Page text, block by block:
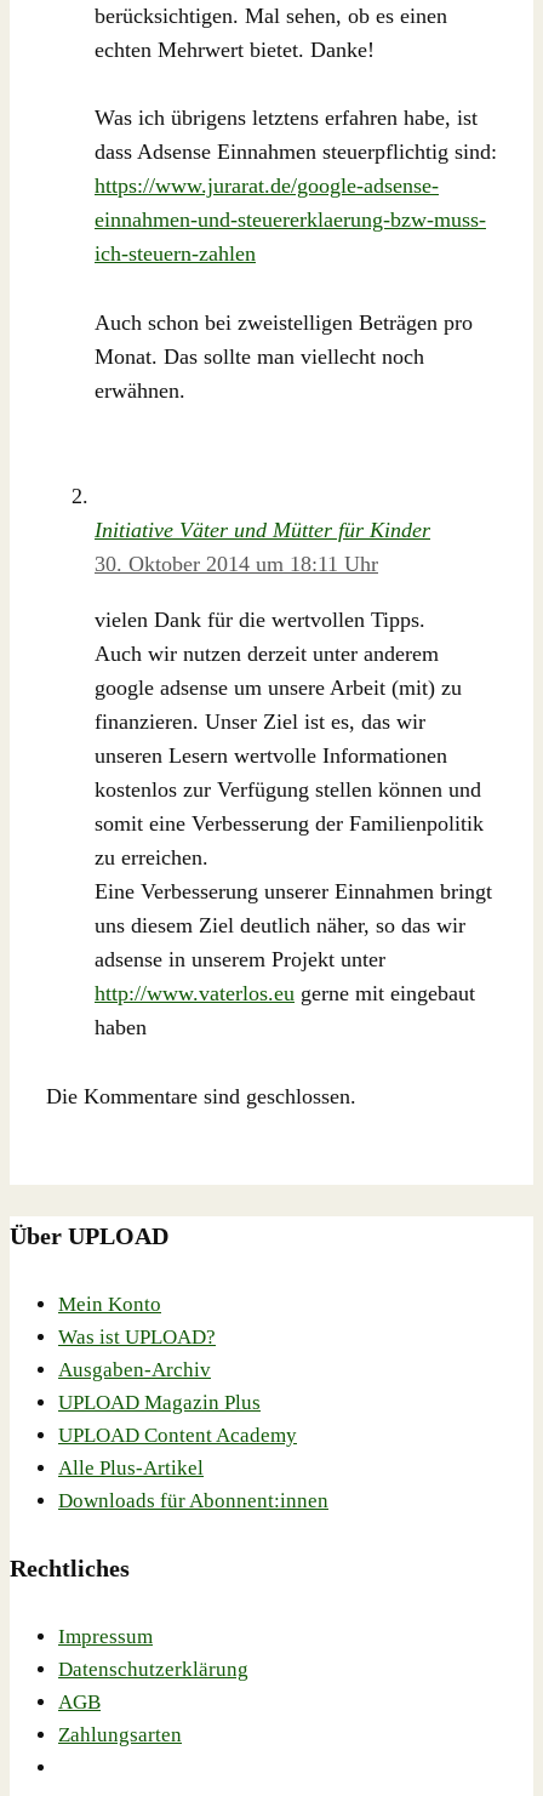
berücksichtigen. Mal sehen, ob es einen
echten Mehrwert bietet. Danke!
Was ich übrigens letztens erfahren habe, ist
dass Adsense Einnahmen steuerpflichtig sind:
https://www.jurarat.de/google-adsense-
einnahmen-und-steuererklaerung-bzw-muss-
ich-steuern-zahlen
Auch schon bei zweistelligen Beträgen pro
Monat. Das sollte man viellecht noch
erwähnen.
Initiative Väter und Mütter für Kinder
30. Oktober 2014 um 18:11 Uhr
vielen Dank für die wertvollen Tipps.
Auch wir nutzen derzeit unter anderem
google adsense um unsere Arbeit (mit) zu
finanzieren. Unser Ziel ist es, das wir
unseren Lesern wertvolle Informationen
kostenlos zur Verfügung stellen können und
somit eine Verbesserung der Familienpolitik
zu erreichen.
Eine Verbesserung unserer Einnahmen bringt
uns diesem Ziel deutlich näher, so das wir
adsense in unserem Projekt unter
http://www.vaterlos.eu gerne mit eingebaut
haben
Die Kommentare sind geschlossen.
Über UPLOAD
Mein Konto
Was ist UPLOAD?
Ausgaben-Archiv
UPLOAD Magazin Plus
UPLOAD Content Academy
Alle Plus-Artikel
Downloads für Abonnent:innen
Rechtliches
Impressum
Datenschutzerklärung
AGB
Zahlungsarten